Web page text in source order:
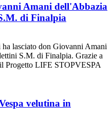
Amani dell'Abbazia
di Finalpia
lasciato don Giovanni Amani
S.M. di Finalpia. Grazie a
Progetto LIFE STOPVESPA
velutina in